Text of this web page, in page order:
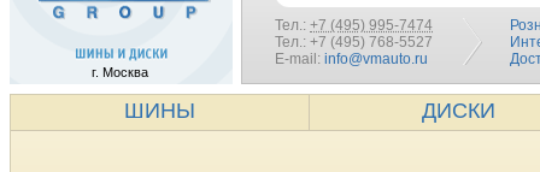
г. Москва
Тел.: +7 (495) 995-7474
Тел.: +7 (495) 768-5527
E-mail: info@vmauto.ru
ШИНЫ ДИСКИ